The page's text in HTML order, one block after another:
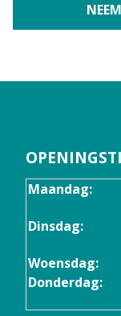
Maandag:
Dinsdag:
Woensdag:
Donderdag: